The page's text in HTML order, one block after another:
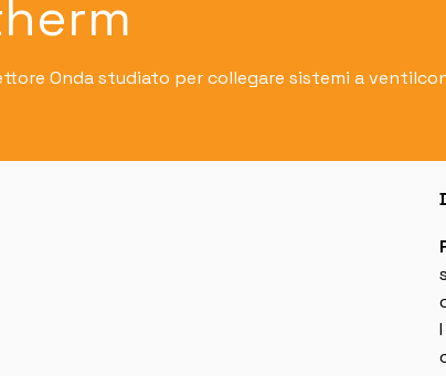
Onda studiato per collegare sistemi a